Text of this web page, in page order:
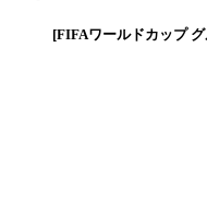
[FIFAワールドカップ